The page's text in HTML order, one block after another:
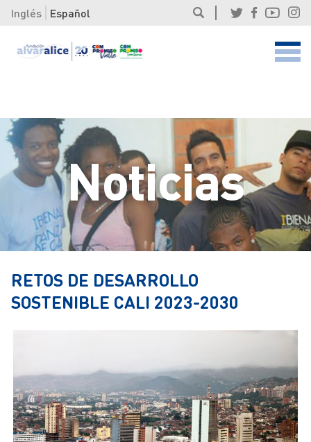
Inglés Español
Noticias
RETOS DE DESARROLLO
SOSTENIBLE CALI 2023-2030